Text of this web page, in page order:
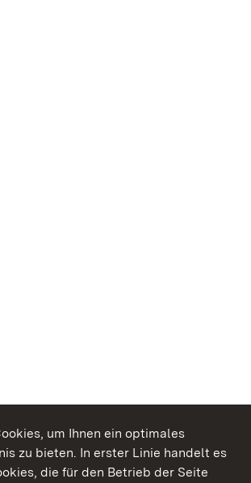
um Ihnen ein optimales
zu bieten. In erster Linie handelt es
die für den Betrieb der Seite
Genießen.